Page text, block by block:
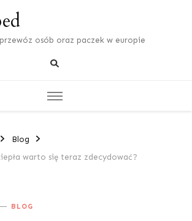
osób oraz paczek w europie
Blog
warto się teraz zdecydować?
BLOG